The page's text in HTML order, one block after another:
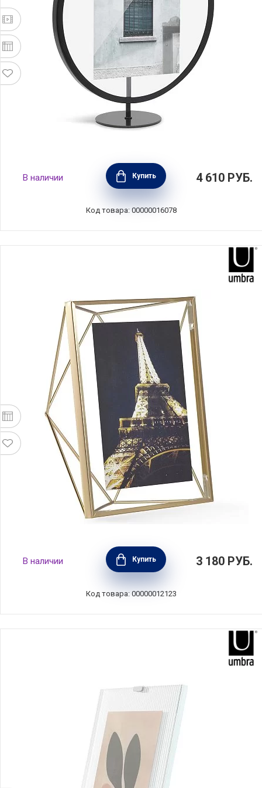
Фоторамка Infinity материал железо +
стекло, цвет черный, Umbra, Канада,
1012272-040
В наличии Купить 4 610 РУБ.
Код товара: 00000016078
Фоторамка Prisma 13х18 см, цвет золотой,
материал стекло + сталь, Umbra, Канада,
313015-221
В наличии Купить 3 180 РУБ.
Код товара: 00000012123